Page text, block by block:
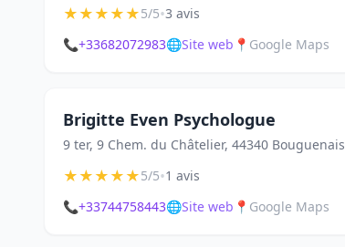
★★★★★5/5•3 avis
📞+33682072983🌐Site web 📍 Google Maps
Brigitte Even Psychologue
9 ter, 9 Chem. du Châtelier, 44340 Bouguenais
★★★★★5/5•1 avis
📞+33744758443🌐Site web 📍 Google Maps